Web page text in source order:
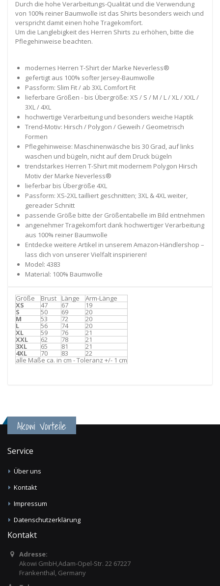
Durch die hohe Verarbeitungs-Qualität und die Verwendung
von 100% reiner Baumwolle ist das Shirts besonders weich und
verspricht damit einen hohe Tragekomfort.
Um die Langlebigkeit des Herren Shirts zu erhöhen, bitte die
Pflegehinweise beachten.
modernes Herren T-Shirt der Marke Neverless®
gefertigt aus 100% softer Jersey-Baumwolle
Passform: Slim Fit / ab 3XL Comfort Fit
lieferbare Größen - bis Übergröße: XS / S / M / L / XL / XXL /
3XL / 4XL
hochwertige Verarbeitung und besonders weiche Haptik
Trend-Motiv: Hirsch / Polygon / Geweih / Geometrisch
Formen
Pflegehinweise: Maschinenwäsche bis 30 Grad, auf links
waschen und bügeln, nicht auf dem Druck bügeln
trendstarkes Herren T-Shirt mit modernem Polygon Hirsch
Motiv der Marke Neverless®
lieferbar bis Übergröße 4XL
Passform: XS-2XL tailliert geschnitten; 3XL & 4XL weiter,
gereader Schnitt
passende Größe bitte der Größentabelle im Bild entnehmen
angenehmer Tragekomfort dank hochwertiger Verarbeitung
aus 100% reiner Baumwolle
Entdecke weitere Artikel in unserem Amazon-Händlershop –
lass dich von unserer Vielfalt inspirieren!
Model: 4383
Material: 100% Baumwolle
Größe Brust Länge Arm-Länge
XS 47 67 19
S 50 69 20
M 53 72 20
L 56 74 20
XL 59 76 21
XXL 62 78 21
3XL 65 81 21
4XL 70 83 22
alle Maße ca. in cm - Toleranz +/- 1 cm
Akowi Vorteile
Service
Über uns
Kontakt
Impressum
Datenschutzerklärung
Kontakt
Adresse:
Akowi GmbH,Adam-Opel-Str. 22 67227
Frankenthal, Germany